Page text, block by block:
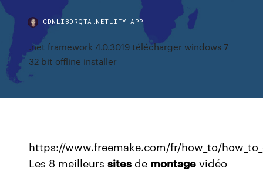
CDNLIBDRQTA.NETLIFY.APP
.net framework 4.0.3019 télécharger windows 7
32 bit offline installer
https://www.freemake.com/fr/how_to/
Les 8 meilleurssites de montage vidéo